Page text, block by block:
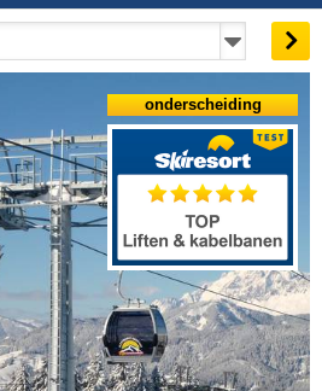
onderscheiding